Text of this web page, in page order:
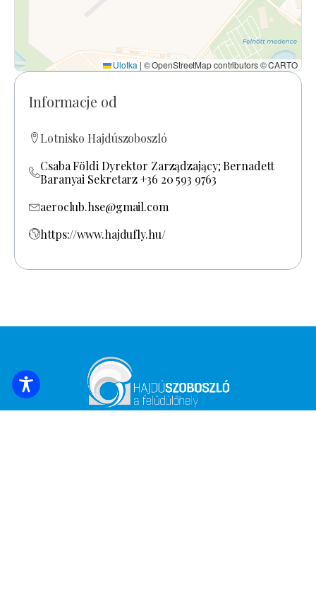
Ulotka | © OpenStreetMap contributors © CARTO
Informacje od
Lotnisko Hajdúszoboszló
Csaba Földi Dyrektor Zarządzający; Bernadett
Baranyai Sekretarz +36 20 593 9763
aeroclub.hse@gmail.com
https://www.hajdufly.hu/